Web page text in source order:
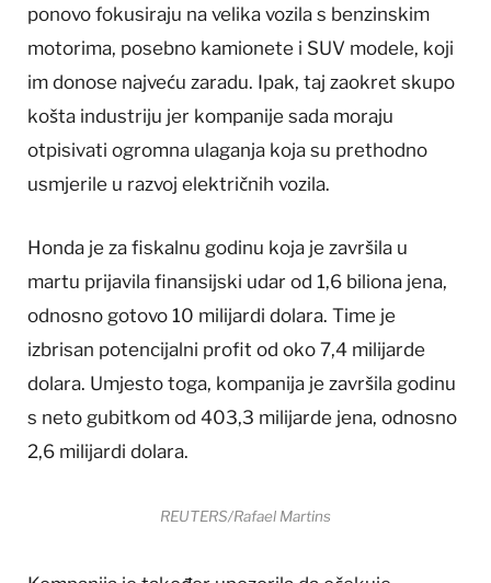
ponovo fokusiraju na velika vozila s benzinskim
motorima, posebno kamionete i SUV modele, koji
im donose najveću zaradu. Ipak, taj zaokret skupo
košta industriju jer kompanije sada moraju
otpisivati ogromna ulaganja koja su prethodno
usmjerile u razvoj električnih vozila.
Honda je za fiskalnu godinu koja je završila u
martu prijavila finansijski udar od 1,6 biliona jena,
odnosno gotovo 10 milijardi dolara. Time je
izbrisan potencijalni profit od oko 7,4 milijarde
dolara. Umjesto toga, kompanija je završila godinu
s neto gubitkom od 403,3 milijarde jena, odnosno
2,6 milijardi dolara.
REUTERS/Rafael Martins